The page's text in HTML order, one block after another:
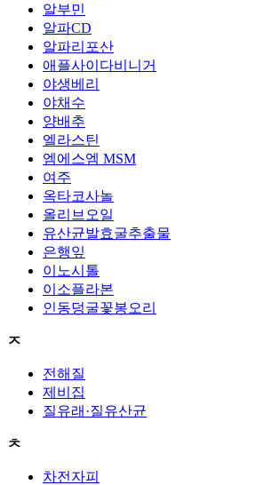
알부민
알파CD
알파리포산
애플사이다비니거
야생베리
야채수
양배추
엘라스틴
엠에스엠 MSM
여주
옥타코사놀
올리브오일
유산균발효굴추출물
은행잎
이노시톨
이소플라본
인동덩굴꽃봉오리
ㅈ
전해질
제비집
질유래·질유산균
ㅊ
차전자피